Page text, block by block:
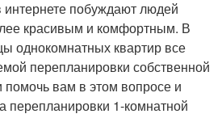
интернете побуждают людей
красивым и комфортным. В
однокомнатных квартир все
перепланировки собственной
вам в этом вопросе и
перепланировки 1-комнатной